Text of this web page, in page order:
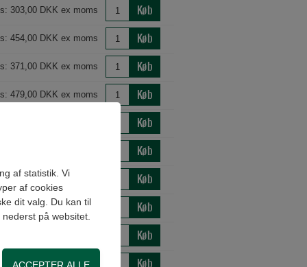
303,00 DKK ex moms Køb
454,00 DKK ex moms Køb
371,00 DKK ex moms Køb
479,00 DKK ex moms Køb
Køb
Køb
606,00 DKK ex moms Køb
454,00 DKK ex moms Køb
Køb
307,00 DKK ex moms Køb
af statistik. Vi
af cookies
dit valg. Du kan til
på websitet.